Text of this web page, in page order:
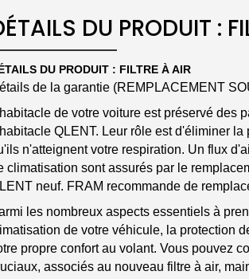
DU PRODUIT :
DU PRODUIT : FILTRE À AIR
de la garantie (REMPLACEMENT
de votre voiture est préservé des
QLENT. Leur rôle est d'éliminer
n'atteignent votre respiration. Un flux
climatisation sont assurés par le
neuf. FRAM recommande de
les nombreux aspects essentiels à
de votre véhicule, la protection
propre confort au volant. Vous pouvez
associés au nouveau filtre à air,